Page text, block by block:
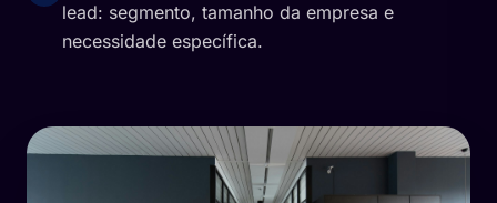
lead: segmento, tamanho da empresa e
necessidade específica.